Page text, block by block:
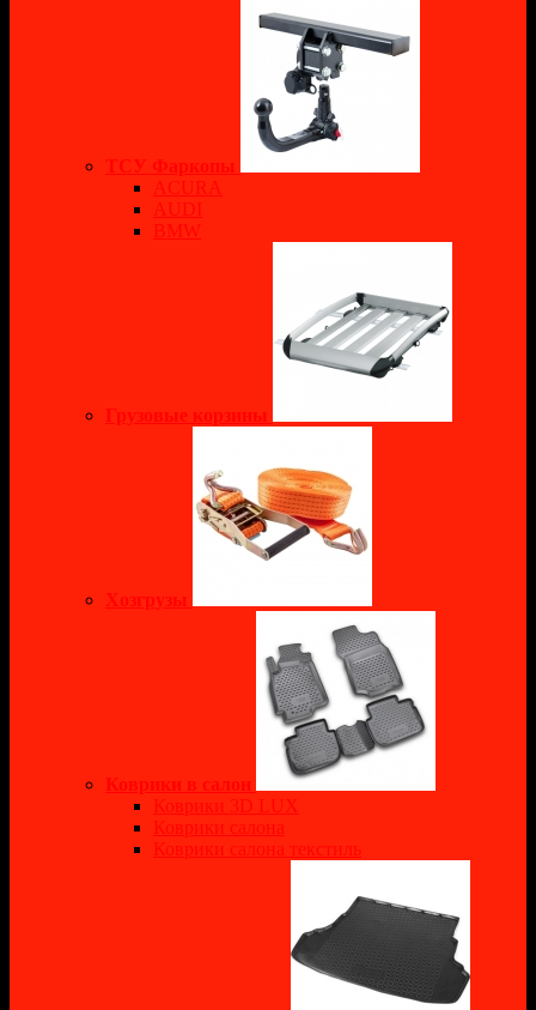
ТСУ Фаркопы
ACURA
AUDI
BMW
Грузовые корзины
Хозгрузы
Коврики в салон
Коврики 3D LUX
Коврики салона
Коврики салона текстиль